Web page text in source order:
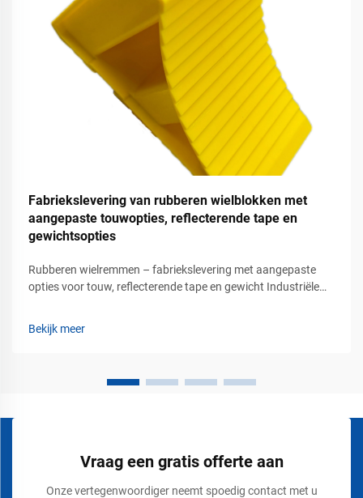
Fabriekslevering van rubberen wielblokken met
aangepaste touwopties, reflecterende tape en
gewichtsopties
Rubberen wielremmen – fabriekslevering met aangepaste
opties voor touw, reflecterende tape en gewicht Industriële
belangrijkste veiligheidseisen in het vervoer...
Bekijk meer
Vraag een gratis offerte aan
Onze vertegenwoordiger neemt spoedig contact met u